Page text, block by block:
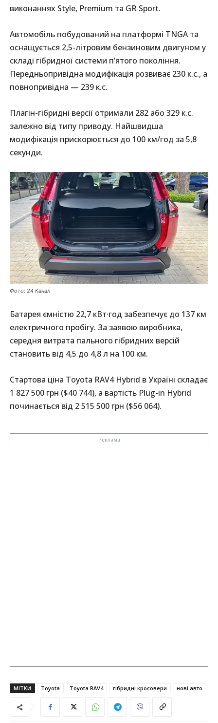
виконаннях Style, Premium та GR Sport.
Автомобіль побудований на платформі TNGA та
оснащується 2,5-літровим бензиновим двигуном у
складі гібридної системи п’ятого покоління.
Передньопривідна модифікація розвиває 230 к.с., а
повнопривідна — 239 к.с.
Плагін-гібридні версії отримали 282 або 329 к.с.
залежно від типу приводу. Найшвидша
модифікація прискорюється до 100 км/год за 5,8
секунди.
Фото: 24 Канал
Батарея ємністю 22,7 кВт·год забезпечує до 137 км
електричного пробігу. За заявою виробника,
середня витрата пального гібридних версій
становить від 4,5 до 4,8 л на 100 км.
Стартова ціна Toyota RAV4 Hybrid в Україні складає
1 827 500 грн ($40 744), а вартість Plug-in Hybrid
починається від 2 515 500 грн ($56 064).
МІТКИ Toyota Toyota RAV4 гібридні кросовери нові авто